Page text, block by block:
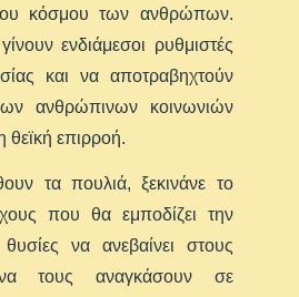
κόσμου των ανθρώπων.
ενδιάμεσοι ρυθμιστές
και να αποτραβηχτούν
ανθρώπινων κοινωνιών
θεϊκή επιρροή.
τα πουλιά, ξεκινάνε το
που θα εμποδίζει την
να ανεβαίνει στους
τους αναγκάσουν σε